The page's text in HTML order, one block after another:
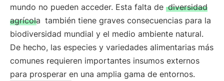
mundo no pueden acceder. Esta falta de diversidad
agrícola también tiene graves consecuencias para la
biodiversidad mundial y el medio ambiente natural.
De hecho, las especies y variedades alimentarias más
comunes requieren importantes insumos externos
para prosperar en una amplia gama de entornos.